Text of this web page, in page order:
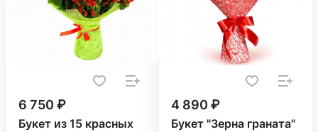
6 750 ₽
Букет из 15 красных
4 890 ₽
Букет "Зерна граната"